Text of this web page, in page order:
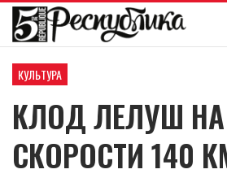
КУЛЬТУРА
КЛОД ЛЕЛУШ НА
СКОРОСТИ 140